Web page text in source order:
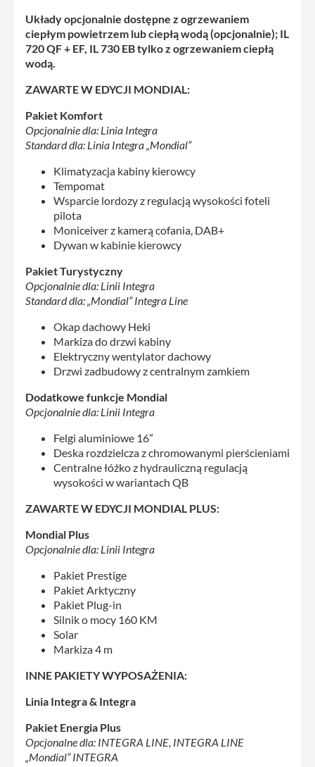
Układy opcjonalnie dostępne z ogrzewaniem
ciepłym powietrzem lub ciepłą wodą (opcjonalnie); IL
720 QF + EF, IL 730 EB tylko z ogrzewaniem ciepłą
wodą.
ZAWARTE W EDYCJI MONDIAL:
Pakiet Komfort
Opcjonalnie dla: Linia Integra
Standard dla: Linia Integra „Mondial”
Klimatyzacja kabiny kierowcy
Tempomat
Wsparcie lordozy z regulacją wysokości foteli
pilota
Moniceiver z kamerą cofania, DAB+
Dywan w kabinie kierowcy
Pakiet Turystyczny
Opcjonalnie dla: Linii Integra
Standard dla: „Mondial” Integra Line
Okap dachowy Heki
Markiza do drzwi kabiny
Elektryczny wentylator dachowy
Drzwi zadbudowy z centralnym zamkiem
Dodatkowe funkcje Mondial
Opcjonalnie dla: Linii Integra
Felgi aluminiowe 16”
Deska rozdzielcza z chromowanymi pierścieniami
Centralne łóżko z hydrauliczną regulacją
wysokości w wariantach QB
ZAWARTE W EDYCJI MONDIAL PLUS:
Mondial Plus
Opcjonalnie dla: Linii Integra
Pakiet Prestige
Pakiet Arktyczny
Pakiet Plug-in
Silnik o mocy 160 KM
Solar
Markiza 4 m
INNE PAKIETY WYPOSAŻENIA:
Linia Integra & Integra
Pakiet Energia Plus
Opcjonalne dla: INTEGRA LINE, INTEGRA LINE
„Mondial” INTEGRA